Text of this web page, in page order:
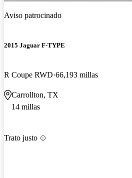
Aviso patrocinado
2015 Jaguar F-TYPE
R Coupe RWD 66,193 millas
Carrollton, TX
14 millas
Trato justo